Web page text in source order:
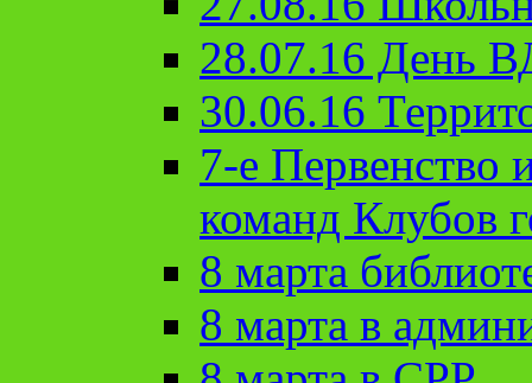
28.07.16 День
30.06.16
7-е Первенство
команд Клубов
8 марта
8 марта в